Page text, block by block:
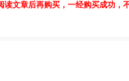
读文章后再购买，一经购买成功，